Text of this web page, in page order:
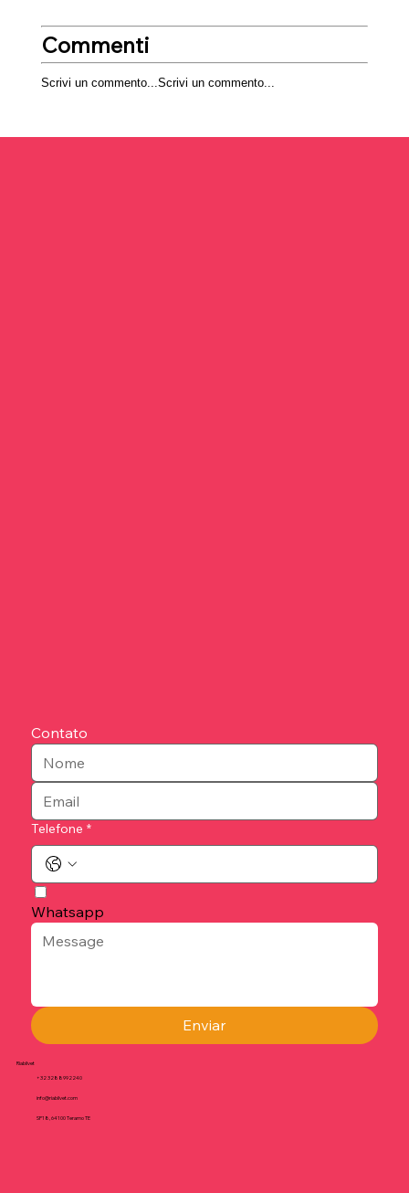
Commenti
Scrivi un commento... Scrivi un commento...
Contato
Telefone *
Whatsapp
Enviar
Riabilvet
+32 3288992240
info@riabilvet.com
SP18, 64100 Teramo TE